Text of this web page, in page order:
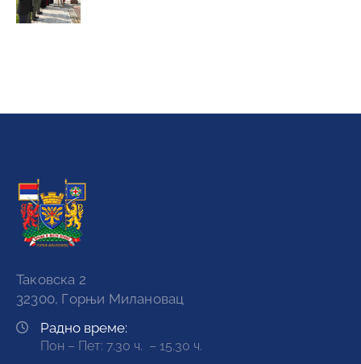
Таковска 2
32300, Горњи Милановац
Радно време:
Пон – Пет: 7.30 ч. – 15.30 ч.